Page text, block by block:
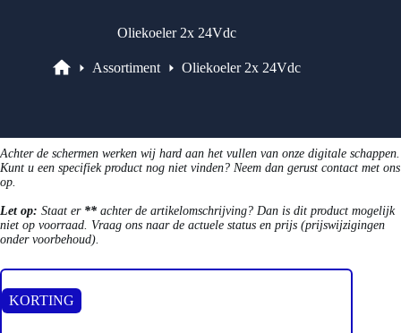
Oliekoeler 2x 24Vdc
Assortiment Oliekoeler 2x 24Vdc
Achter de schermen werken wij hard aan het vullen van onze digitale schappen.
Kunt u een specifiek product nog niet vinden? Neem dan gerust contact met ons
op.
Let op: Staat er ** achter de artikelomschrijving? Dan is dit product mogelijk
niet op voorraad. Vraag ons naar de actuele status en prijs (prijswijzigingen
onder voorbehoud).
KORTING